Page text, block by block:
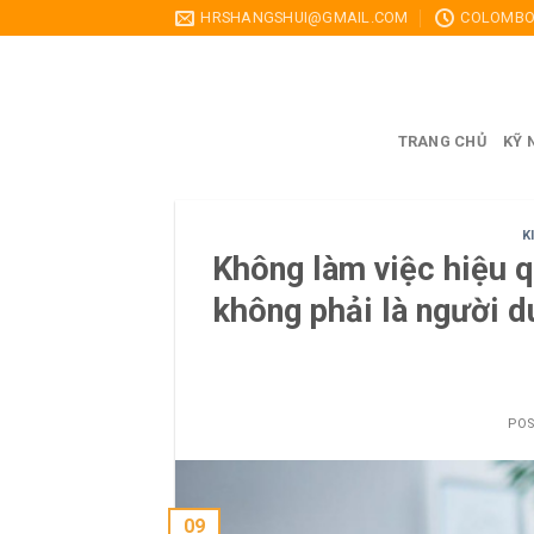
to
HRSHANGSHUI@GMAIL.COM
TRANG CHỦ KỸ
Không làm việc hiệu
không phải là người
09